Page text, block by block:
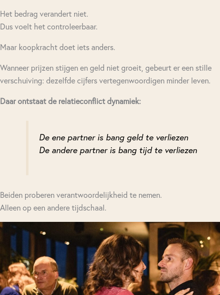
Het bedrag verandert niet.
Dus voelt het controleerbaar.
Maar koopkracht doet iets anders.
Wanneer prijzen stijgen en geld niet groeit, gebeurt er een stille
verschuiving: dezelfde cijfers vertegenwoordigen minder leven.
Daar ontstaat de relatieconflict dynamiek:
De ene partner is bang geld te verliezen
De andere partner is bang tijd te verliezen
Beiden proberen verantwoordelijkheid te nemen.
Alleen op een andere tijdschaal.